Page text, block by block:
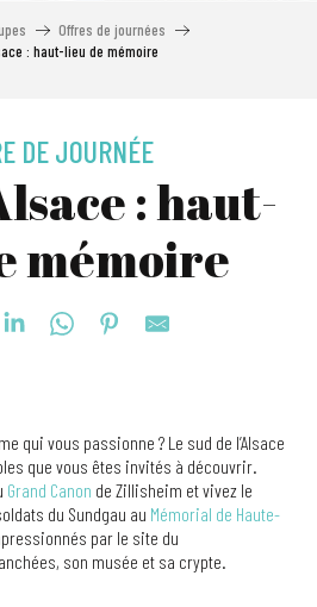
Offres de journées
: haut-lieu de mémoire
DE JOURNÉE
: haut-
mémoire
qui vous passionne ? Le sud de l’Alsace
que vous êtes invités à découvrir.
Grand Canon de Zillisheim et vivez le
du Sundgau au Mémorial de Haute-
par le site du
son musée et sa crypte.